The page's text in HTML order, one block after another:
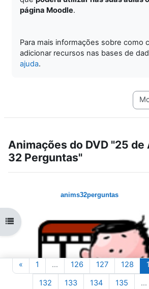
Abrir índice da disciplina
página Moodle.
Para mais informações sobre como
adicionar recursos nas bases de
ajuda.
Animações do DVD "25
32 Perguntas"
anims32perguntas
« Página anterior
1 Página 1
… 126Página 126
127Página 127
128
132Página 132
133Página 133
134Página 134
135 …